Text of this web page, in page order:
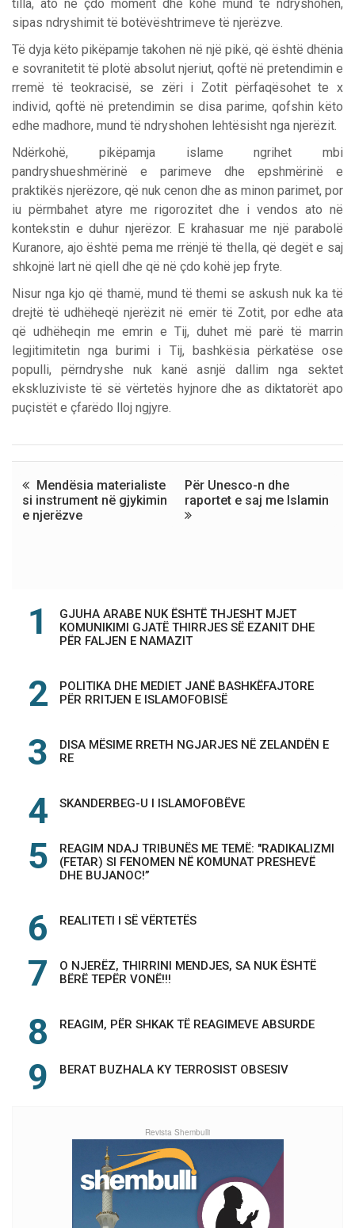
tilla, ato në çdo moment dhe kohë mund të ndryshohen,
sipas ndryshimit të botëvështrimeve të njerëzve.
Të dyja këto pikëpamje takohen në një pikë, që është dhënia
e sovranitetit të plotë absolut njeriut, qoftë në pretendimin e
rremë të teokracisë, se zëri i Zotit përfaqësohet te x
individ, qoftë në pretendimin se disa parime, qofshin këto
edhe madhore, mund të ndryshohen lehtësisht nga njerëzit.
Ndërkohë, pikëpamja islame ngrihet mbi
pandryshueshmërinë e parimeve dhe epshmërinë e
praktikës njerëzore, që nuk cenon dhe as minon parimet, por
iu përmbahet atyre me rigorozitet dhe i vendos ato në
kontekstin e duhur njerëzor. E krahasuar me një parabolë
Kuranore, ajo është pema me rrënjë të thella, që degët e saj
shkojnë lart në qiell dhe që në çdo kohë jep fryte.
Nisur nga kjo që thamë, mund të themi se askush nuk ka të
drejtë të udhëheqë njerëzit në emër të Zotit, por edhe ata
që udhëheqin me emrin e Tij, duhet më parë të marrin
legjitimitetin nga burimi i Tij, bashkësia përkatëse ose
populli, përndryshe nuk kanë asnjë dallim nga sektet
ekskluziviste të së vërtetës hyjnore dhe as diktatorët apo
puçistët e çfarëdo lloj ngjyre.
Mendësia materialiste
si instrument në gjykimin
e njerëzve
Për Unesco-n dhe
raportet e saj me Islamin
GJUHA ARABE NUK ËSHTË THJESHT MJET
KOMUNIKIMI GJATË THIRRJES SË EZANIT DHE
PËR FALJEN E NAMAZIT
POLITIKA DHE MEDIET JANË BASHKËFAJTORE
PËR RRITJEN E ISLAMOFOBISË
DISA MËSIME RRETH NGJARJES NË ZELANDËN E
RE
SKANDERBEG-U I ISLAMOFOBËVE
REAGIM NDAJ TRIBUNËS ME TEMË: "RADIKALIZMI
(FETAR) SI FENOMEN NË KOMUNAT PRESHEVË
DHE BUJANOC!”
REALITETI I SË VËRTETËS
O NJERËZ, THIRRINI MENDJES, SA NUK ËSHTË
BËRË TEPËR VONË!!!
REAGIM, PËR SHKAK TË REAGIMEVE ABSURDE
BERAT BUZHALA KY TERROSIST OBSESIV
Revista Shembulli